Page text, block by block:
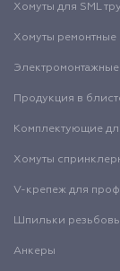
Хомуты для SML
Хомуты ремонтные
Продукция в
Комплектующие
Хомуты
V-крепеж для
Шпильки
Анкеры